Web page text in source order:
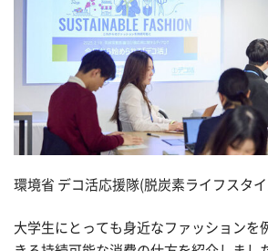
環境省 デコ活応援隊(脱炭素ライフスタ
大学生にとっても身近なファッションを